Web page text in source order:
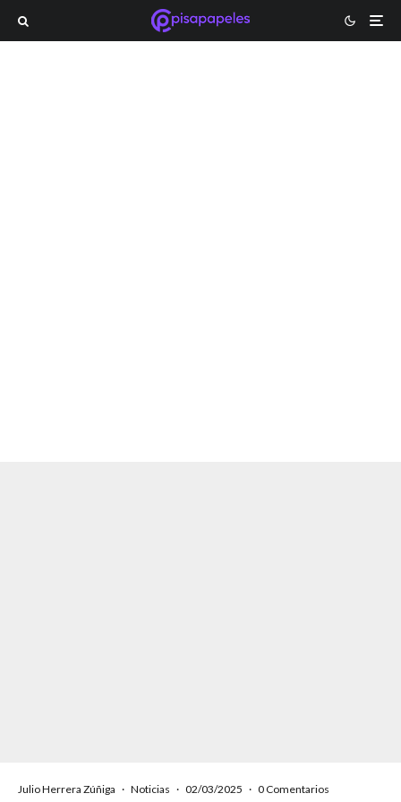
Julio Herrera Zúñiga · Noticias · 02/03/2025 · 0 Comentarios